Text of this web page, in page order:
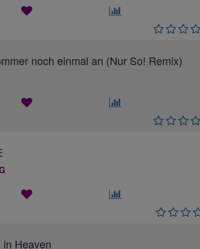
noch einmal an (Nur So! Remix)
in Heaven